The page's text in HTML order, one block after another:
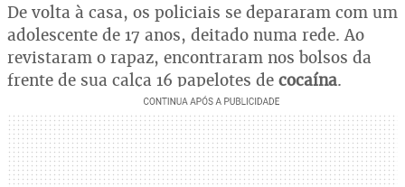
De volta à casa, os policiais se depararam com um
adolescente de 17 anos, deitado numa rede. Ao
revistaram o rapaz, encontraram nos bolsos da
frente de sua calça 16 papelotes de cocaína.